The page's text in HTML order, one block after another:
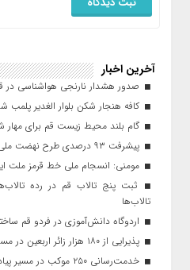
آخرین اخبار
صدور هشدار نارنجی هواشناسی در
کافه هنجار شکن بلوار الغدیر پلمب
گام بلند محیط زیست قم برای مهار
پیشرفت ۹۳ درصدی طرح نهضت ملی مسکن در قم
مومنی: انسجام ملی خط قرمز ملت
ثبت پنج تالاب قم در رده
تالاب‌ها
اردوگاه دانش‌آموزی در فردو قم
پذیرایی از ۱۸۰ هزار زائر اربعین در مسجد جمکران
خدمت‌رسانی ۲۵۰ موکب در مسیر پیاده‌روی اربعین در قم